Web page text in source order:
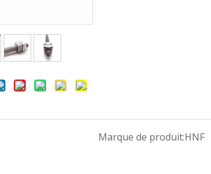
Marque de produit:HNF